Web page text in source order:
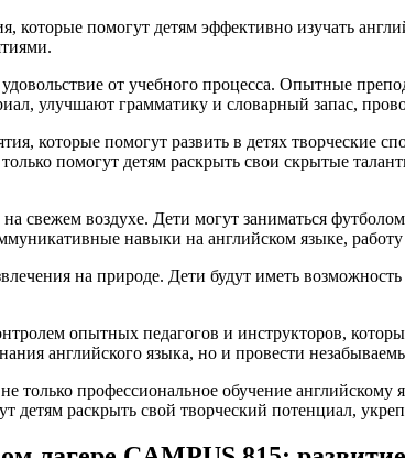
которые помогут детям эффективно изучать
от учебного процесса. Опытные
улучшают грамматику и словарный запас,
которые помогут развить в детях
помогут детям раскрыть свои скрытые
свежем воздухе. Дети могут заниматься
навыки на английском языке,
на природе. Дети будут иметь
опытных педагогов и инструкторов,
английского языка, но и провести
только профессиональное обучение
детям раскрыть свой творческий потенциал,